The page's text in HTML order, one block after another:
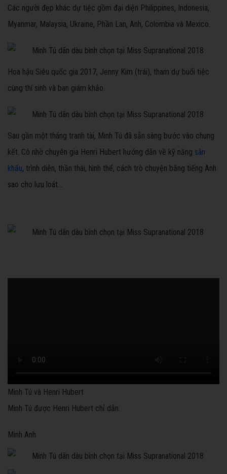
Các người đẹp khác dự tiệc gồm đại diện Philippines, Indonesia,
Myanmar, Malaysia, Ukraine, Phần Lan, Anh, Colombia và Mexico.
Hoa hậu Siêu quốc gia 2017, Jenny Kim (trái), tham dự buổi tiệc
cùng thí sinh và ban giám khảo.
Sau gần một tháng tranh tài, Minh Tú đã sẵn sàng bước vào chung
kết. Cô nhờ chuyên gia Henri Hubert hướng dẫn về kỹ năng sân
khấu, trình diễn, thần thái, hình thể, cách trò chuyện bằng tiếng Anh
sao cho lưu loát...
Minh Tú và Henri Hubert
Minh Tú được Henri Hubert chỉ dẫn.
Minh Anh